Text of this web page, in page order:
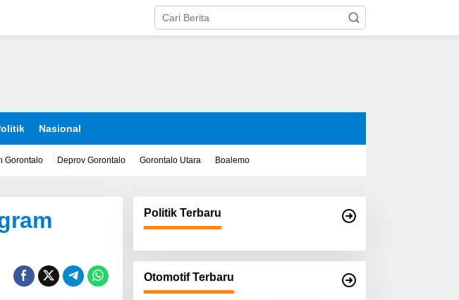
Nasional
Gorontalo Deprov Gorontalo Gorontalo Utara Boalemo
Politik Terbaru
Otomotif Terbaru